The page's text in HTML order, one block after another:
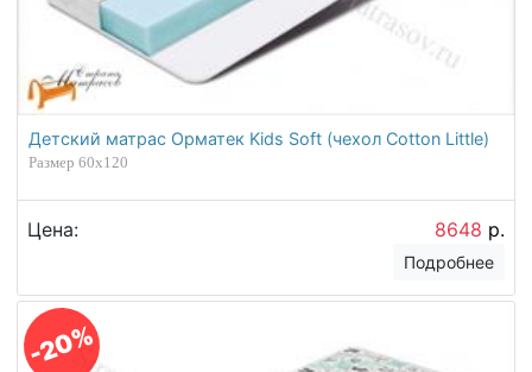
Детский матрас Орматек Kids Soft (чехол Cotton Little)
Размер 60х120
Цена: 8648 р.
Подробнее
-20%